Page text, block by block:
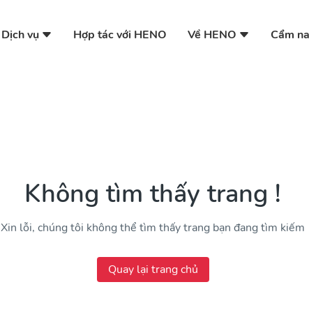
Dịch vụ Hợp tác với HENO Về HENO Cẩm
Không tìm thấy trang !
Xin lỗi, chúng tôi không thể tìm thấy trang bạn đang tìm kiếm
Quay lại trang chủ